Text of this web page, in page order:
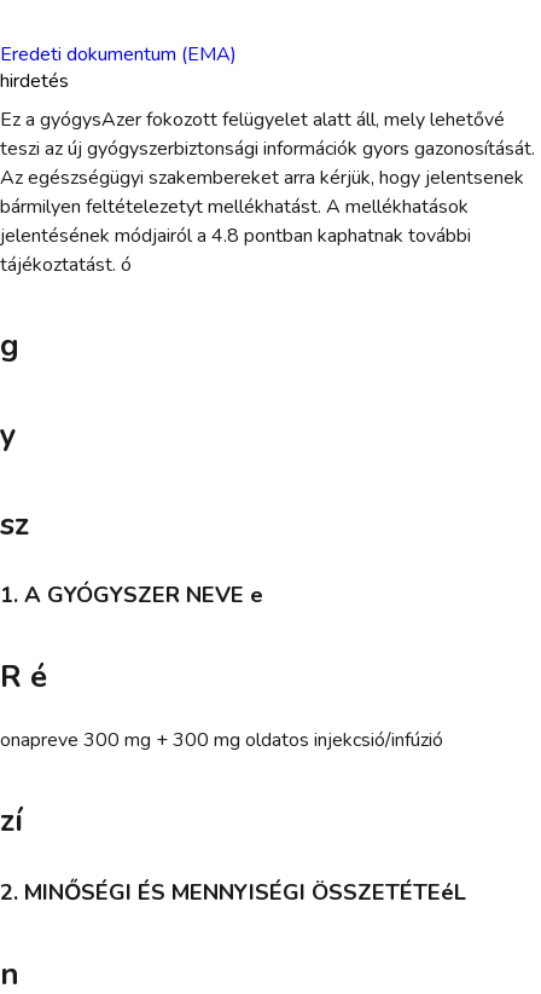
Eredeti dokumentum (EMA)
hirdetés
Ez a gyógysAzer fokozott felügyelet alatt áll, mely lehetővé
teszi az új gyógyszerbiztonsági információk gyors gazonosítását.
Az egészségügyi szakembereket arra kérjük, hogy jelentsenek
bármilyen feltételezetyt mellékhatást. A mellékhatások
jelentésének módjairól a 4.8 pontban kaphatnak további
tájékoztatást. ó
g
y
sz
1. A GYÓGYSZER NEVE e
R é
onapreve 300 mg + 300 mg oldatos injekcsió/infúzió
zí
2. MINŐSÉGI ÉS MENNYISÉGI ÖSSZETÉTEéL
n